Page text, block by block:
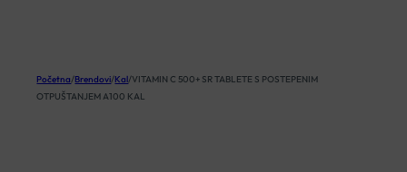
Početna/Brendovi/Kal/VITAMIN C 500+ SR TABLETE S POSTEPENIM
OTPUŠTANJEM A100 KAL